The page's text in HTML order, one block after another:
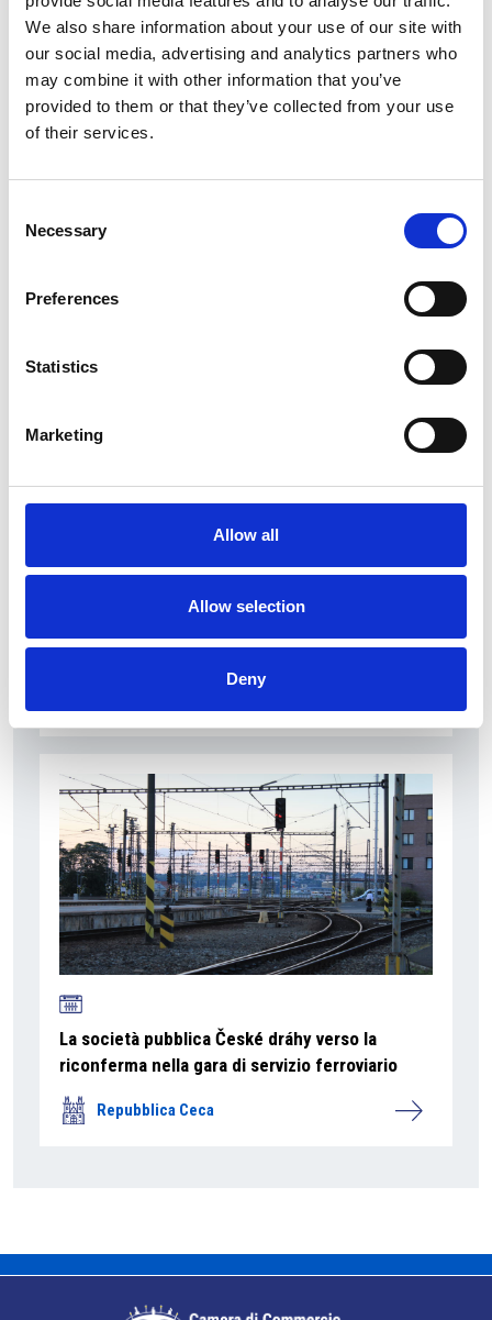
We also share information about your use of our site with
our social media, advertising and analytics partners who
may combine it with other information that you’ve
provided to them or that they’ve collected from your use
of their services.
Selection
Necessary
Preferences
Statistics
Marketing
Allow all
Allow selection
Deny
Nel primo semestre è aumentata fortemente la
La società pubblica České dráhy verso la
riconferma nella gara di servizio ferroviario
Repubblica Ceca